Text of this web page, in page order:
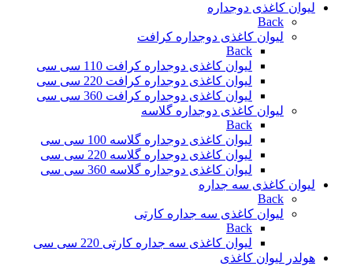
لیوان کاغذی دوجداره
Back
لیوان کاغذی دوجداره کرافت
Back
لیوان کاغذی دوجداره کرافت 110 سی سی
لیوان کاغذی دوجداره کرافت 220 سی سی
لیوان کاغذی دوجداره کرافت 360 سی سی
لیوان کاغذی دوجداره گلاسه
Back
لیوان کاغذی دوجداره گلاسه 100 سی سی
لیوان کاغذی دوجداره گلاسه 220 سی سی
لیوان کاغذی دوجداره گلاسه 360 سی سی
لیوان کاغذی سه جداره
Back
لیوان کاغذی سه جداره کارتی
Back
لیوان کاغذی سه جداره کارتی 220 سی سی
هولدر لیوان کاغذی